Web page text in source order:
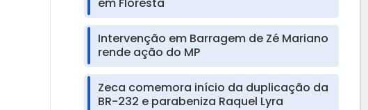
Intervenção em Barragem de Zé Mariano
rende ação do MP
Zeca comemora início da duplicação da
BR-232 e parabeniza Raquel Lyra